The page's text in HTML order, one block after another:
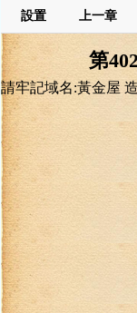
設置 上一章
第
請牢記域名:黃金屋